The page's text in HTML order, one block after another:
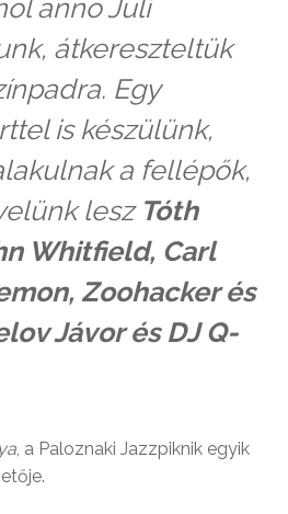
anno Juli
átkereszteltük
Egy
is készülünk,
a fellépők,
lesz Tóth
Whitfield, Carl
Zoohacker és
Jávor és DJ Q-
, a Paloznaki Jazzpiknik egyik